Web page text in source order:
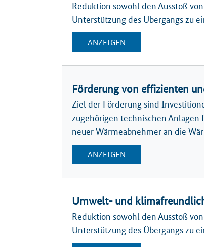
Reduktion sowohl den Ausstoß
Unterstützung des Übergangs zu
ANZEIGEN
Förderung von effizienten
Ziel der Förderung sind
zugehörigen technischen
neuer Wärmeabnehmer an die
ANZEIGEN
Umwelt- und
Reduktion sowohl den Ausstoß
Unterstützung des Übergangs zu